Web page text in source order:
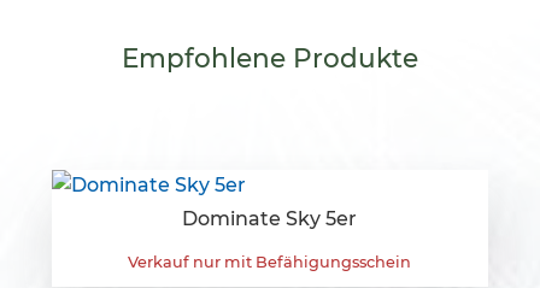
Empfohlene Produkte
Dominate Sky 5er
Verkauf nur mit Befähigungsschein